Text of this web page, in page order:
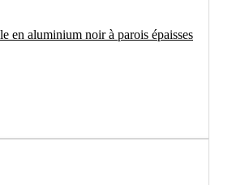
en aluminium noir à parois épaisses